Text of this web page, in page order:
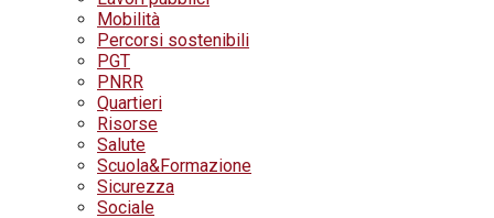
Mobilità
Percorsi sostenibili
PGT
PNRR
Quartieri
Risorse
Salute
Scuola&Formazione
Sicurezza
Sociale